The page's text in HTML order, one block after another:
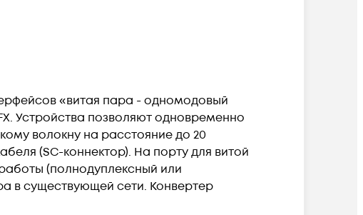
«витая пара - одномодовый
Устройства позволяют одновременно
волокну на расстояние до 20
(SC-коннектор). На порту для витой
(полнодуплексный или
в существующей сети. Конвертер